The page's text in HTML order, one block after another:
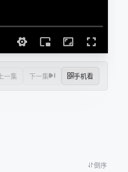
上一集 下一集 手机看
倒序